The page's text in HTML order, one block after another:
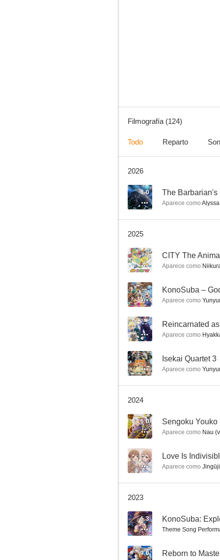
7.9
Hyouka
7.5
7.0
Star Wars: Visions
Filmografía (124)
Todo Reparto
2026
8.0 The Barbarian's
Aparece como
2025
-- CITY The
Aparece como
--
Aparece como
--
Aparece como
-- Isekai Quartet 3
Aparece como
2024
6.0 Sengoku Youko
Aparece como Nau
-- Love Is
Aparece como
2023
6.3
Theme Song
9.0